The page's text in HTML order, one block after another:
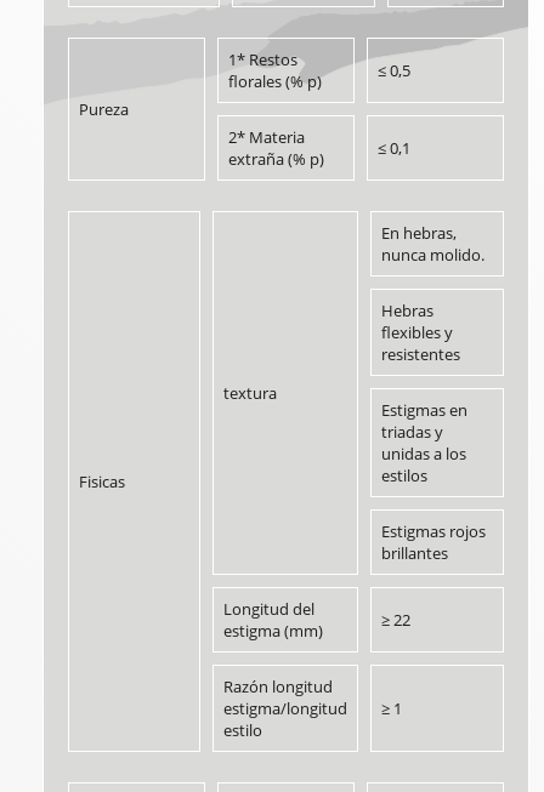
Pureza
1* Restos
florales (% p)
≤ 0,5
2* Materia
extraña (% p)
≤ 0,1
Fisicas
textura
En hebras,
nunca molido.
Hebras
flexibles y
resistentes
Estigmas en
triadas y
unidas a los
estilos
Estigmas rojos
brillantes
Longitud del
estigma (mm)
≥ 22
Razón longitud
estigma/longitud
estilo
≥ 1